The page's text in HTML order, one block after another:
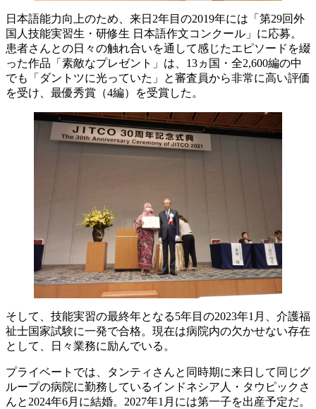
日本語能力向上のため、来日2年目の2019年には「第29回外
国人技能実習生・研修生 日本語作文コンクール」に応募。
患者さんとの日々の触れ合いを通して感じたエピソードを綴
った作品「素敵なプレゼント」は、13ヵ国・全2,600編の中
でも「ダントツに光っていた」と審査員から非常に高い評価
を受け、最優秀賞（4編）を受賞した。
そして、技能実習の最終年となる5年目の2023年1月、介護福
祉士国家試験に一発で合格。現在は病院内の欠かせない存在
として、日々業務に励んでいる。
プライベートでは、タンティさんと同時期に来日して同じグ
ループの病院に勤務しているインドネシア人・タウピックさ
んと2024年6月に結婚。2027年1月には第一子を出産予定だ。